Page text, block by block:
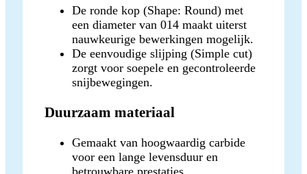
De ronde kop (Shape: Round) met
een diameter van 014 maakt uiterst
nauwkeurige bewerkingen mogelijk.
De eenvoudige slijping (Simple cut)
zorgt voor soepele en gecontroleerde
snijbewegingen.
Duurzaam materiaal
Gemaakt van hoogwaardig carbide
voor een lange levensduur en
betrouwbare prestaties.